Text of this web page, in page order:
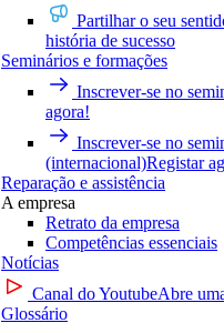
Partilhar o seu
história de sucesso
Seminários e formações
Inscrever-se no
agora!
Inscrever-se no
(internacional)Registar
Reparação e assistência
A empresa
Retrato da empresa
Competências essenciais
Notícias
Canal do YoutubeAbre
Glossário